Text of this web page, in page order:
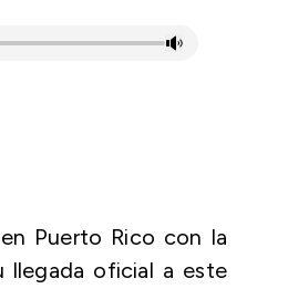
Puerto Rico con la
llegada oficial a este